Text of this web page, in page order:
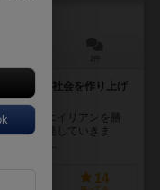
、新しい社会を作り上げ
自分のエイリアンを勝
術を開発していきま
させ、発...
14